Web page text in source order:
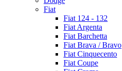
Fiat
Fiat 124 - 132
Fiat Argenta
Fiat Barchetta
Fiat Brava / Bravo
Fiat Cinquecento
Fiat Coupe